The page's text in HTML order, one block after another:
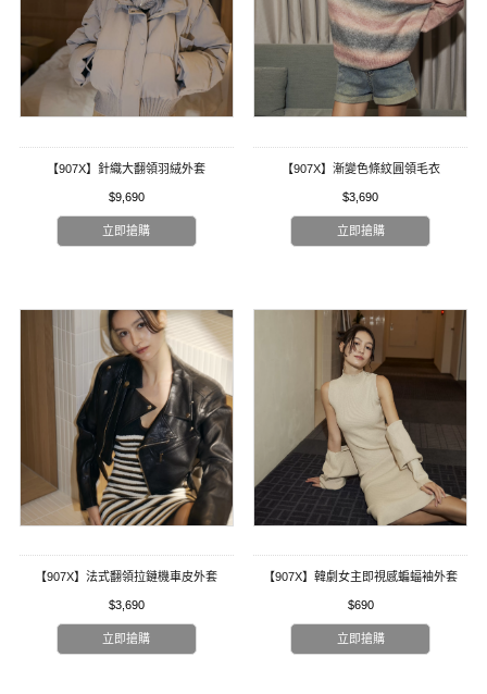
【907X】針織大翻領羽絨外套
$9,690
立即搶購
【907X】漸變色條紋圓領毛衣
$3,690
立即搶購
【907X】法式翻領拉鏈機車皮外套
$3,690
立即搶購
【907X】韓劇女主即視感蝙蝠袖外套
$690
立即搶購